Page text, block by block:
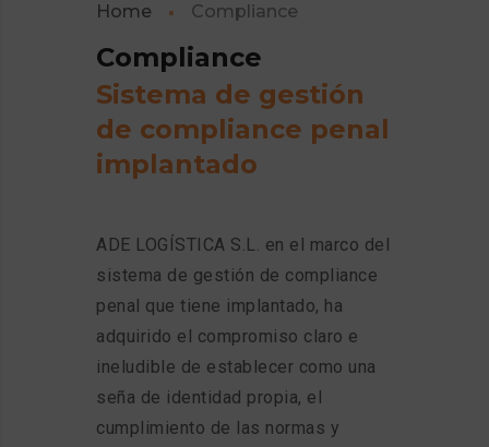
Home Compliance
Compliance
Sistema de gestión
de compliance penal
implantado
ADE LOGÍSTICA S.L. en el marco del
sistema de gestión de compliance
penal que tiene implantado, ha
adquirido el compromiso claro e
ineludible de establecer como una
seña de identidad propia, el
cumplimiento de las normas y